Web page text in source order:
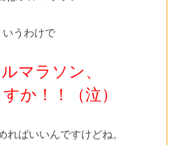
いうわけで
マラソン、
か！！（泣）
ればいいんですけどね。